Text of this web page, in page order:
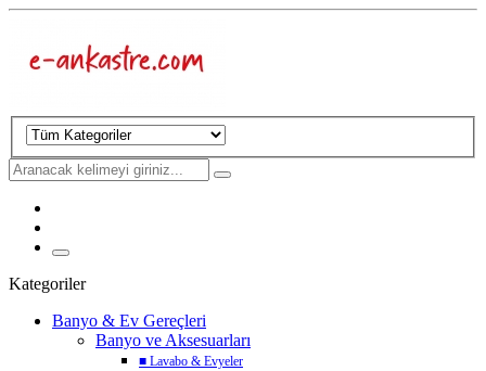
Kategoriler
Banyo & Ev Gereçleri
Banyo ve Aksesuarları
■ Lavabo & Evyeler